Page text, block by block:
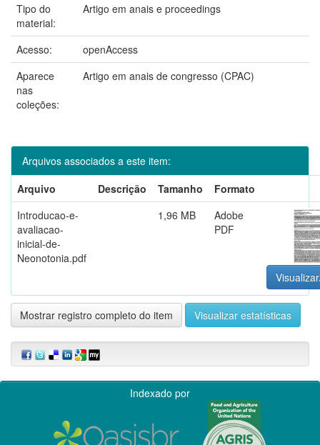
Tipo do
material:
Artigo em anais e proceedings
Acesso:
openAccess
Aparece
nas
coleções:
Artigo em anais de congresso (CPAC)
Arquivos associados a este item:
Arquivo
Descrição Tamanho
Formato
Introducao-e-
avaliacao-
inicial-de-
Neonotonia.pdf
1,96 MB
Adobe
PDF
Mostrar registro completo do item Visualizar estatísticas
Indexado por